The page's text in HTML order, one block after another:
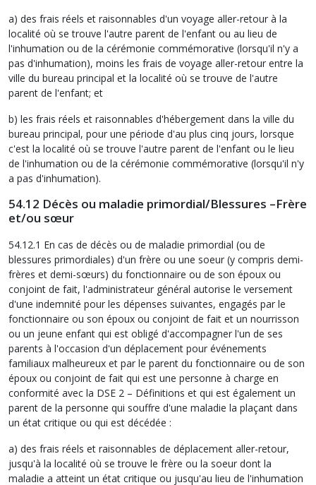
a) des frais réels et raisonnables d'un voyage aller-retour à la
localité où se trouve l'autre parent de l'enfant ou au lieu de
l'inhumation ou de la cérémonie commémorative (lorsqu'il n'y a
pas d'inhumation), moins les frais de voyage aller-retour entre la
ville du bureau principal et la localité où se trouve de l'autre
parent de l'enfant; et
b) les frais réels et raisonnables d'hébergement dans la ville du
bureau principal, pour une période d'au plus cinq jours, lorsque
c'est la localité où se trouve l'autre parent de l'enfant ou le lieu
de l'inhumation ou de la cérémonie commémorative (lorsqu'il n'y
a pas d'inhumation).
54.12 Décès ou maladie primordial/Blessures –Frère
et/ou sœur
54.12.1 En cas de décès ou de maladie primordial (ou de
blessures primordiales) d'un frère ou une soeur (y compris demi-
frères et demi-sœurs) du fonctionnaire ou de son époux ou
conjoint de fait, l'administrateur général autorise le versement
d'une indemnité pour les dépenses suivantes, engagés par le
fonctionnaire ou son époux ou conjoint de fait et un nourrisson
ou un jeune enfant qui est obligé d'accompagner l'un de ses
parents à l'occasion d'un déplacement pour événements
familiaux malheureux et par le parent du fonctionnaire ou de son
époux ou conjoint de fait qui est une personne à charge en
conformité avec la DSE 2 – Définitions et qui est également un
parent de la personne qui souffre d'une maladie la plaçant dans
un état critique ou qui est décédée :
a) des frais réels et raisonnables de déplacement aller-retour,
jusqu'à la localité où se trouve le frère ou la soeur dont la
maladie a atteint un état critique ou jusqu'au lieu de l'inhumation